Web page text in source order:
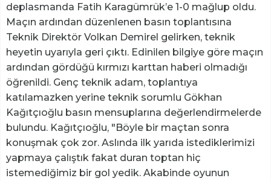
deplasmanda Fatih Karagümrük’e 1-0 mağlup oldu.
Maçın ardından düzenlenen basın toplantısına
Teknik Direktör Volkan Demirel gelirken, teknik
heyetin uyarıyla geri çıktı. Edinilen bilgiye göre maçın
ardından gördüğü kırmızı karttan haberi olmadığı
öğrenildi. Genç teknik adam, toplantıya
katılamazken yerine teknik sorumlu Gökhan
Kağıtçıoğlu basın mensuplarına değerlendirmelerde
bulundu. Kağıtçıoğlu, "Böyle bir maçtan sonra
konuşmak çok zor. Aslında ilk yarıda istediklerimizi
yapmaya çalıştık fakat duran toptan hiç
istemediğimiz bir gol yedik. Akabinde oyunun